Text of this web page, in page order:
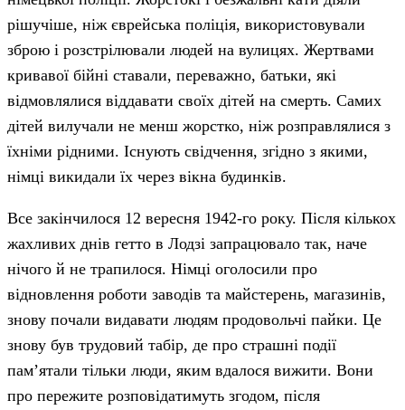
рішучіше, ніж єврейська поліція, використовували
зброю і розстрілювали людей на вулицях. Жертвами
кривавої бійні ставали, переважно, батьки, які
відмовлялися віддавати своїх дітей на смерть. Самих
дітей вилучали не менш жорстко, ніж розправлялися з
їхніми рідними. Існують свідчення, згідно з якими,
німці викидали їх через вікна будинків.
Все закінчилося 12 вересня 1942-го року. Після кількох
жахливих днів гетто в Лодзі запрацювало так, наче
нічого й не трапилося. Німці оголосили про
відновлення роботи заводів та майстерень, магазинів,
знову почали видавати людям продовольчі пайки. Це
знову був трудовий табір, де про страшні події
пам’ятали тільки люди, яким вдалося вижити. Вони
про пережите розповідатимуть згодом, після